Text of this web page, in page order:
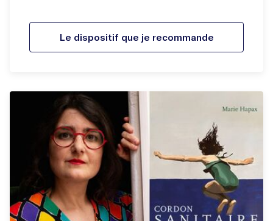
Le dispositif que je recommande